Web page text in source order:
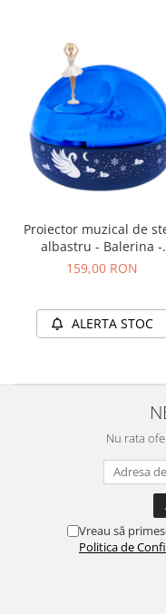
Proiector muzical de
albastru - Balerina -
Trousselier
159,00 RON
ALERTA STOC
Nu rata
Vreau să
Politica de